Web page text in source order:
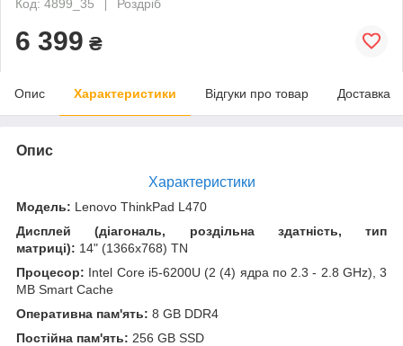
Код: 4899_35
Роздріб
6 399 ₴
Опис Характеристики Відгуки про товар Доставка
Опис
Характеристики
Модель: Lenovo ThinkPad L470
Дисплей (діагональ, роздільна здатність, тип
матриці): 14" (1366x768) TN
Процесор: Intel Core i5-6200U (2 (4) ядра по 2.3 - 2.8 GHz), 3
MB Smart Cache
Оперативна пам'ять: 8 GB DDR4
Постійна пам'ять: 256 GB SSD